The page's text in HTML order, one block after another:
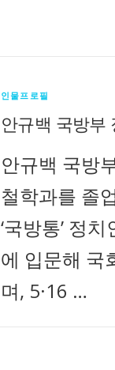
인물프로필
안규백 국방부
안규백 국방
철학과를 졸
‘국방통’ 정
에 입문해 국
며, 5·16 …